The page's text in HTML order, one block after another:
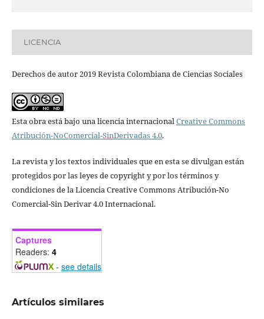
LICENCIA
Derechos de autor 2019 Revista Colombiana de Ciencias Sociales
Esta obra está bajo una licencia internacionalCreative Commons
Atribución-NoComercial-SinDerivadas 4.0.
La revista y los textos individuales que en esta se divulgan están
protegidos por las leyes de copyright y por los términos y
condiciones de la Licencia Creative Commons Atribución-No
Comercial-Sin Derivar 4.0 Internacional.
Captures
Readers: 4
- see details
Artículos similares